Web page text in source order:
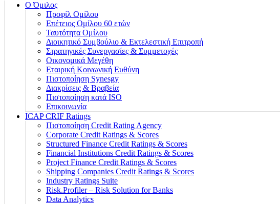
Ο Όμιλος
Προφίλ Ομίλου
Επέτειος Oμίλου 60 ετών
Ταυτότητα Ομίλου
Διοικητικό Συμβούλιο & Εκτελεστική Επιτροπή
Στρατηγικές Συνεργασίες & Συμμετοχές
Οικονομικά Μεγέθη
Εταιρική Κοινωνική Ευθύνη
Πιστοποίηση Synesgy
Διακρίσεις & Βραβεία
Πιστοποίηση κατά ISO
Επικοινωνία
ICAP CRIF Ratings
Πιστοποίηση Credit Rating Agency
Corporate Credit Ratings & Scores
Structured Finance Credit Ratings & Scores
Financial Institutions Credit Ratings & Scores
Project Finance Credit Ratings & Scores
Shipping Companies Credit Ratings & Scores
Industry Ratings Suite
Risk.Profiler – Risk Solution for Banks
Data Analytics